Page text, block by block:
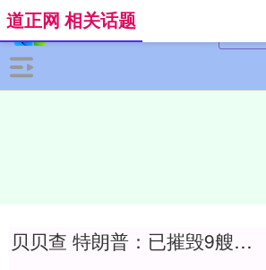
道正网 相关话题
贝贝查 特朗普：已摧毁9艘伊朗舰艇，将为阵亡美军复仇